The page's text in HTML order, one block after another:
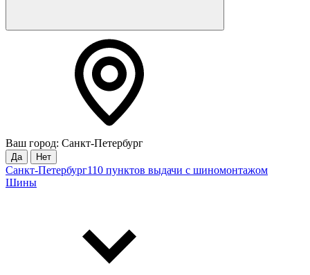
Ваш город: Санкт-Петербург
Да Нет
Санкт-Петербург110 пунктов выдачи с шиномонтажом
Шины